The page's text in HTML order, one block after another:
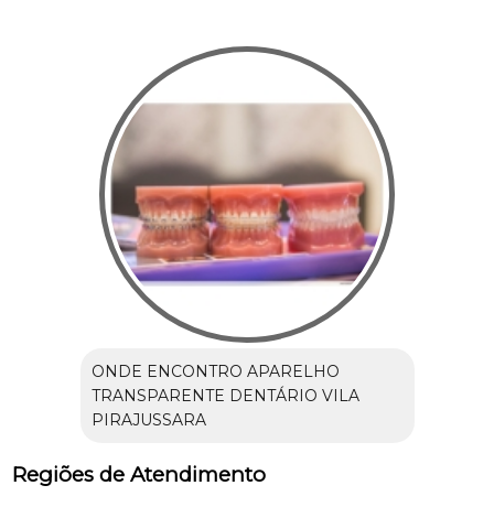
ONDE ENCONTRO APARELHO
TRANSPARENTE DENTÁRIO VILA
PIRAJUSSARA
Regiões de Atendimento